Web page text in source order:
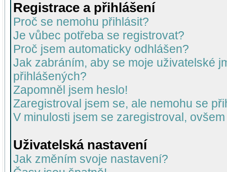
Registrace a přihlášení
Proč se nemohu přihlásit?
Je vůbec potřeba se registrovat?
Proč jsem automaticky odhlášen?
Jak zabráním, aby se moje uživatelské
přihlášených?
Zapomněl jsem heslo!
Zaregistroval jsem se, ale nemohu se
V minulosti jsem se zaregistroval,
Uživatelská nastavení
Jak změním svoje nastavení?